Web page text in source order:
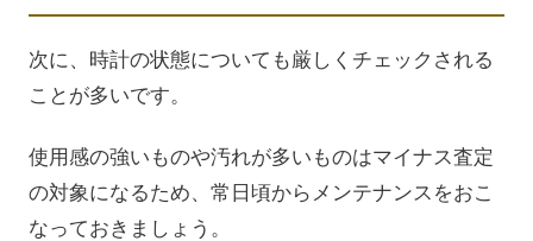
次に、時計の状態についても厳しくチェックされる
ことが多いです。
使用感の強いものや汚れが多いものはマイナス査定
の対象になるため、常日頃からメンテナンスをおこ
なっておきましょう。